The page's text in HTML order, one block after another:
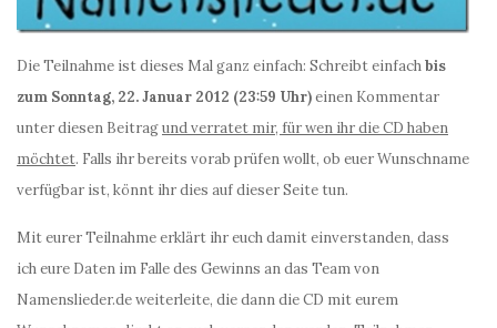
Die Teilnahme ist dieses Mal ganz einfach: Schreibt einfachbis
zum Sonntag, 22. Januar 2012 (23:59 Uhr)einen Kommentar
unter diesen Beitragund verratet mir, für wen ihr die CD haben
möchtet. Falls ihr bereits vorab prüfen wollt, ob euer Wunschname
verfügbar ist, könnt ihr dies auf dieser Seite tun.
Mit eurer Teilnahme erklärt ihr euch damit einverstanden, dass
ich eure Daten im Falle des Gewinns an das Team von
Namenslieder.de weiterleite, die dann die CD mit eurem